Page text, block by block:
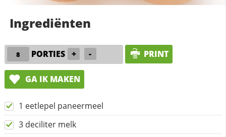
Ingrediënten
PORTIES + - PRINT
GA IK MAKEN
1 eetlepel paneermeel
3 deciliter melk